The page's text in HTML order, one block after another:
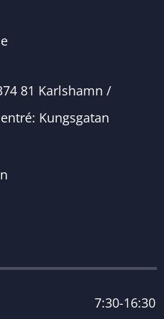
81 Karlshamn /
Kungsgatan
7:30-16:30